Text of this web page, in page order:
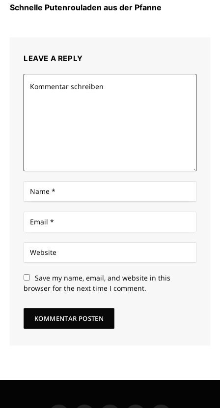
Schnelle Putenrouladen aus der Pfanne
LEAVE A REPLY
Save my name, email, and website in this
browser for the next time I comment.